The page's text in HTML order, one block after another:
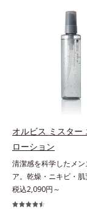
（エルゴチオネイン）
え、すこやかに保つ保
物由来アミノ酸（エク
＝乱れた角層にうるお
荒れを防ぐ保湿成分*5
を除くLM＝さっぱり
（脂性肌～普通肌）
高保湿タイプ（普通肌
ていることの根本原因
とともに現れる年齢サ
いて研究を進めたとこ
ない状態である「ハリ
くすみ(*6)などが現れ
ある「透明感のなさ」
で大人の肌印象に大き
ていることが分かりま
オルビスユー ドット
容成分(*7)として「
ベーター(*8)」を配合
来から配合している美
「トラネキサム酸」
た。さらに、シリーズ
分(*7)「GLルートブー
を配合することで、肌
オルビス ミスター
ローション
清潔感を科学したメ
ア。乾燥・ニキビ・肌
リ・ツヤのある、好印
肌(*1)へ。オルビス ミ
税込2,090円～